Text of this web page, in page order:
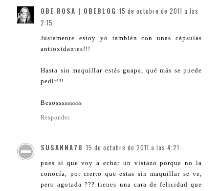
OBE ROSA | OBEBLOG 15 de octubre de 2011 a las
2:15
Justamente estoy yo también con unas cápsulas
antioxidantes!!!
Hasta sin maquillar estás guapa, qué más se puede
pedir!!!
Besosssssssss
Responder
SUSANNA78 15 de octubre de 2011 a las 4:21
pues si que voy a echar un vistazo porque no la
conocía, por cierto que estas sin maquillar se ve,
pero agotada ??? tienes una cara de felicidad que